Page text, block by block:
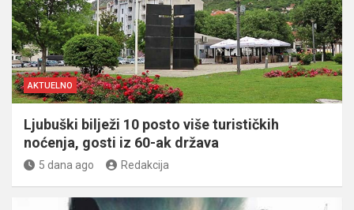
AKTUELNO
Ljubuški bilježi 10 posto više turističkih
noćenja, gosti iz 60-ak država
5 dana ago Redakcija